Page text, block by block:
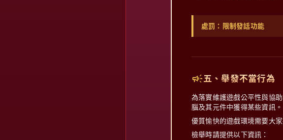
處罰：限制發話功能
campaign五、舉發不當行為
為落實維護遊戲公平性與協
腦及其元件中獲得某些資訊。
優質愉快的遊戲環境需要大
檢舉時請提供以下資訊：